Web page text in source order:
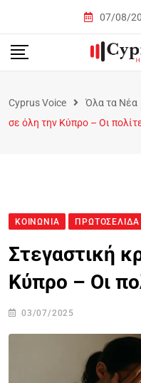
07/08/
Cyprus Voice Όλα τα Νέα
σε όλη την Κύπρο – Οι
ΚΟΙΝΩΝΊΑ ΠΡΩΤΟΣΈΛΙΔΑ
Στεγαστική
Κύπρο – Οι
03/07/2025